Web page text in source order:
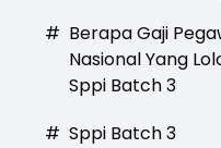
# Berapa Gaji
Nasional Yang
Sppi Batch 3
# Sppi Batch 3